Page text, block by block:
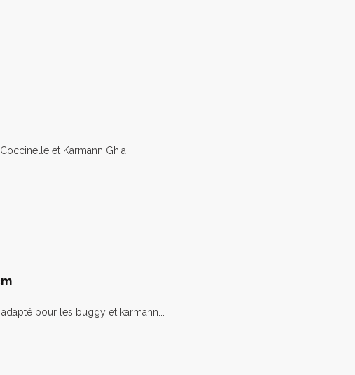
et Karmann Ghia
pour les buggy et karmann...